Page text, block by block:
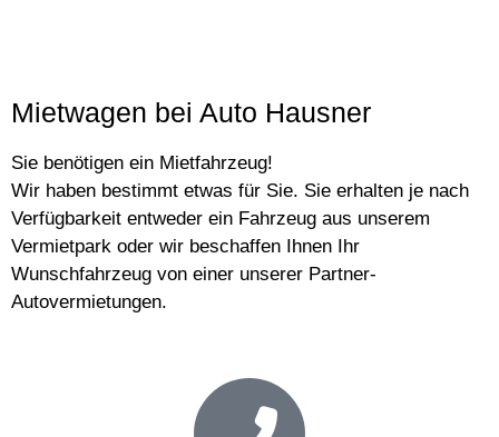
Mietwagen bei Auto Hausner
Sie benötigen ein Mietfahrzeug!
Wir haben bestimmt etwas für Sie. Sie erhalten je nach
Verfügbarkeit entweder ein Fahrzeug aus unserem
Vermietpark oder wir beschaffen Ihnen Ihr
Wunschfahrzeug von einer unserer Partner-
Autovermietungen.